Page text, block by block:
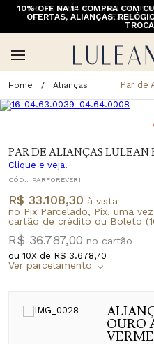
FRETE GRÁTIS ACIMA DE 399
(EXCETO
10% OFF NA 1ª COMPRA COM
OFERTAS, ALIANÇAS,
Alianças Par de
PAR DE ALIANÇAS LULEAN
Clique e veja!
CÓD.: PARFOREVER1
R$ 33.108,30 à vista
no Pix Parcelado, Pix, uma
cartão de crédito ou Boleto
R$ 36.787,00
ou 10X de R$ 3.678,70
OURO